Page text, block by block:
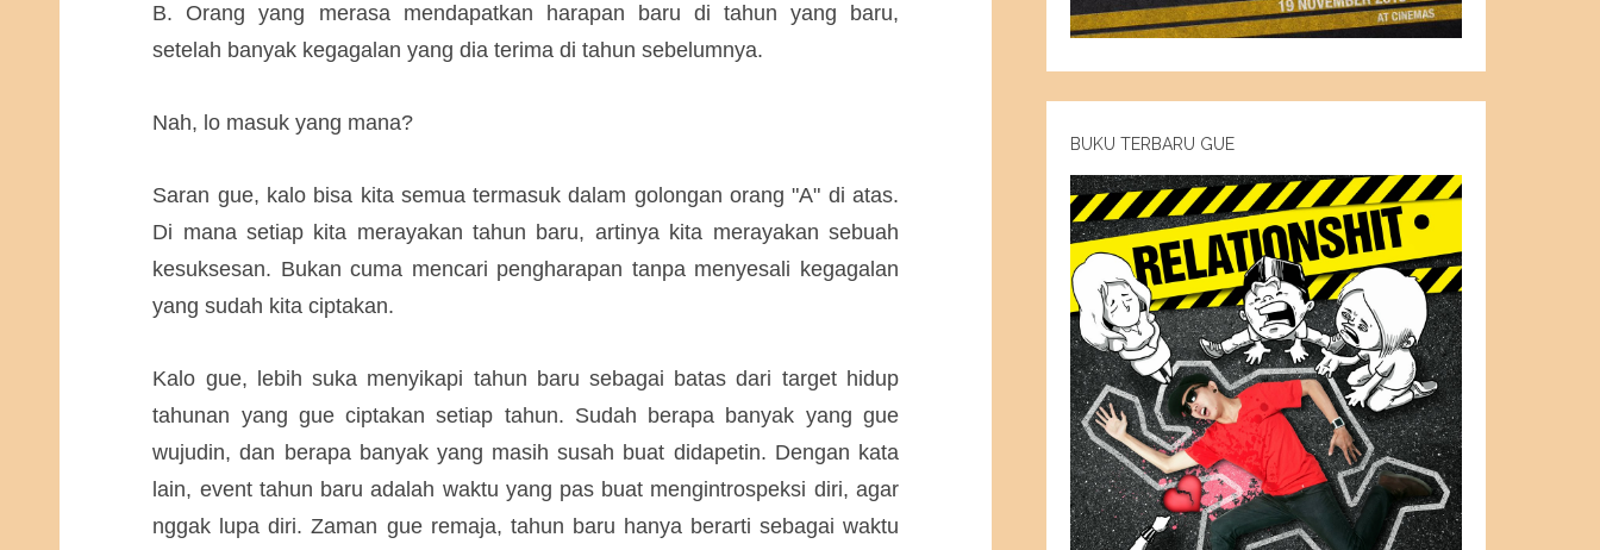
B. Orang yang merasa mendapatkan harapan baru di tahun yang baru,
setelah banyak kegagalan yang dia terima di tahun sebelumnya.
Nah, lo masuk yang mana?
Saran gue, kalo bisa kita semua termasuk dalam golongan orang "A" di atas.
Di mana setiap kita merayakan tahun baru, artinya kita merayakan sebuah
kesuksesan. Bukan cuma mencari pengharapan tanpa menyesali kegagalan
yang sudah kita ciptakan.
Kalo gue, lebih suka menyikapi tahun baru sebagai batas dari target hidup
tahunan yang gue ciptakan setiap tahun. Sudah berapa banyak yang gue
wujudin, dan berapa banyak yang masih susah buat didapetin. Dengan kata
lain, event tahun baru adalah waktu yang pas buat mengintrospeksi diri, agar
nggak lupa diri. Zaman gue remaja, tahun baru hanya berarti sebagai waktu
BUKU TERBARU GUE